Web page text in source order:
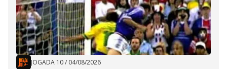
JOGADA 10/ 04/08/2026